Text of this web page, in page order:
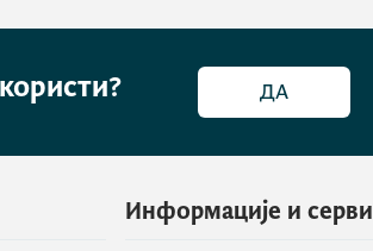
ДА
Информације и